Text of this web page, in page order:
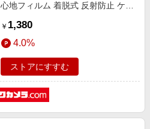
心地フィルム 着脱式 反射防止 ケン
A24RFLNSPLL
￥ 1,380
4.0%
ストアにすすむ